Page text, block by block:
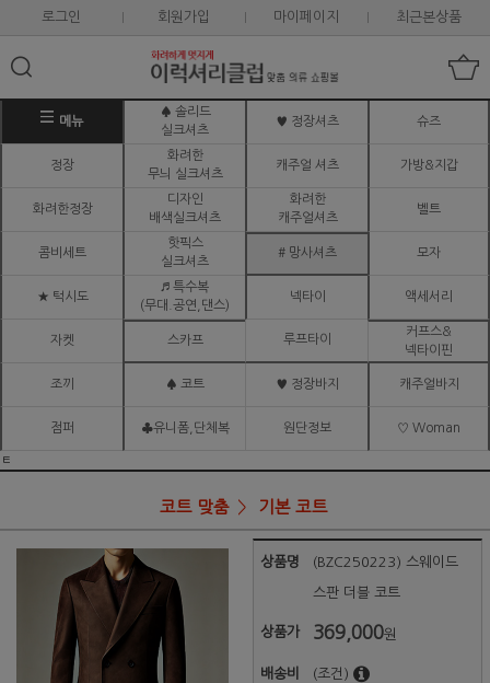
로그인 회원가입 마이페이지 최근본상품
메뉴
♠ 솔리드
실크셔츠
♥ 정장셔츠 슈즈
정장
화려한
무늬 실크셔츠
캐주얼 셔츠 가방&지갑
화려한정장
디자인
배색실크셔츠
화려한
캐주얼셔츠
벨트
콤비세트
핫픽스
실크셔츠
# 망사셔츠 모자
★ 턱시도
♬ 특수복
(무대.공연,댄스)
넥타이 액세서리
자켓 스카프 루프타이
커프스&
넥타이핀
조끼 ♠ 코트 ♥ 정장바지 캐주얼바지
점퍼 ♣유니폼,단체복 원단정보 ♡ Woman
ㅌ
코트 맞춤 기본 코트
상품명 (BZC250223) 스웨이드
스판 더블 코트
상품가 369,000원
배송비 (조건)